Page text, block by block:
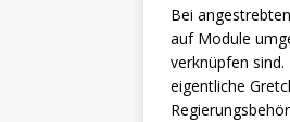
Bei
auf Module
verknüpfen
eigentliche